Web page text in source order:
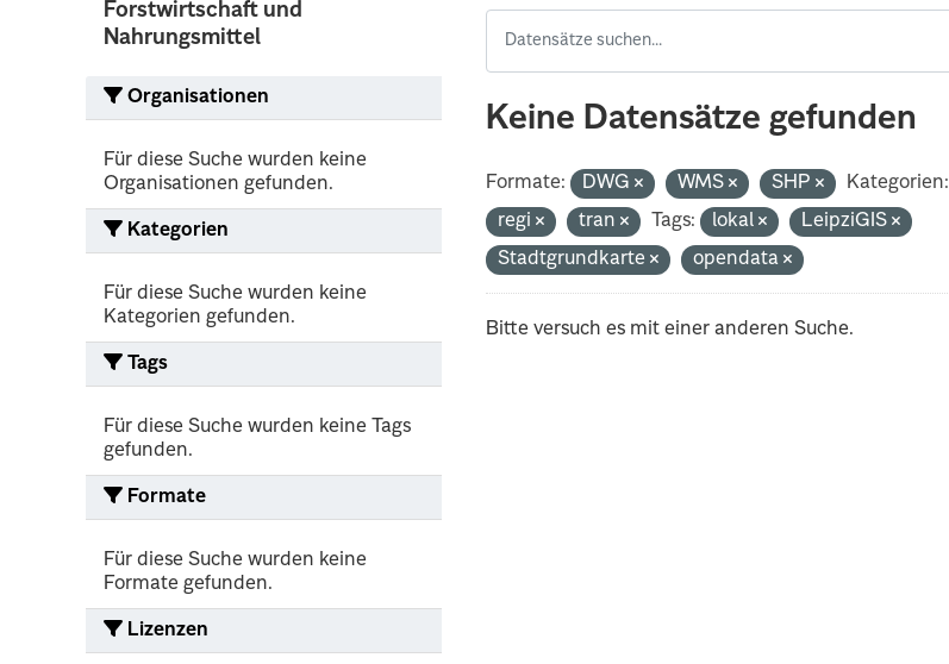
Forstwirtschaft und
Nahrungsmittel
Organisationen
Für diese Suche wurden keine
Organisationen gefunden.
Kategorien
Für diese Suche wurden keine
Kategorien gefunden.
Tags
Für diese Suche wurden keine Tags
gefunden.
Formate
Für diese Suche wurden keine
Formate gefunden.
Lizenzen
Keine Datensätze gefunden
Formate: DWG WMS SHP Kategorien:
regi
tran Tags: lokal
LeipziGIS
Stadtgrundkarte
opendata
Bitte versuch es mit einer anderen Suche.